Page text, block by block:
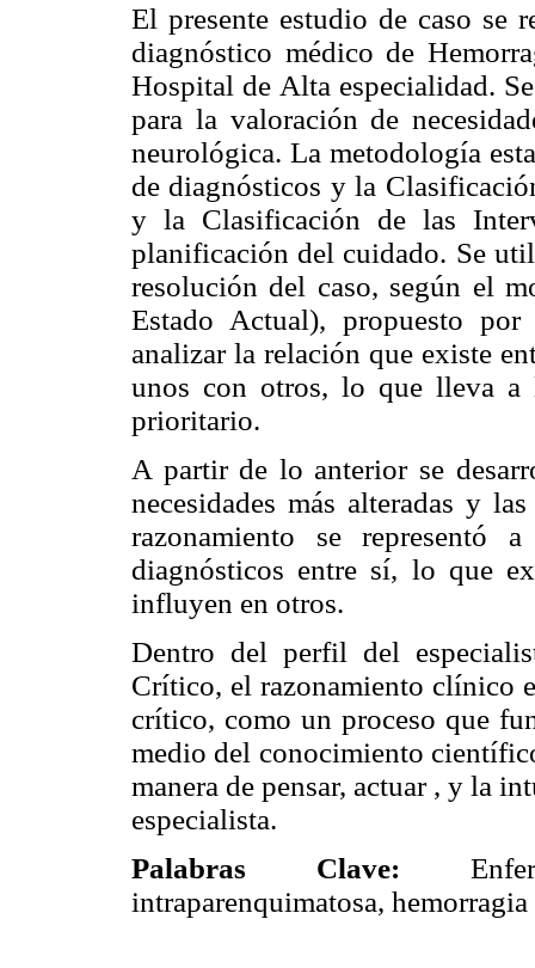
El presente estudio de caso se
diagnóstico médico de
Hospital de Alta especialidad.
para la valoración de
neurológica. La metodología
de diagnósticos y la
y la Clasificación de las
planificación del cuidado. Se
resolución del caso, según el
Estado Actual), propuesto
analizar la relación que existe
unos con otros, lo que lleva a
prioritario.
A partir de lo anterior se
necesidades más alteradas y
razonamiento se representó
diagnósticos entre sí, lo que
influyen en otros.
Dentro del perfil del
Crítico, el razonamiento clínico
crítico, como un proceso que
medio del conocimiento
manera de pensar, actuar , y la
especialista.
Palabras Clave:
intraparenquimatosa, hemorragia